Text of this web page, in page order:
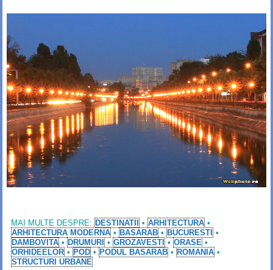
MAI MULTE DESPRE: DESTINATII • ARHITECTURA •
ARHITECTURA MODERNA • BASARAB • BUCURESTI •
DAMBOVITA • DRUMURI • GROZAVESTI • ORASE •
ORHIDEELOR • POD • PODUL BASARAB • ROMANIA •
STRUCTURI URBANE